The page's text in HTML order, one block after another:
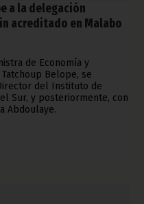
a la delegación
acreditado en Malabo
de Economía y
Belope, se
del Instituto de
Sur, y posteriormente, con
Abdoulaye.